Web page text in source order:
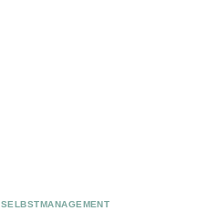
SELBSTMANAGEMENT